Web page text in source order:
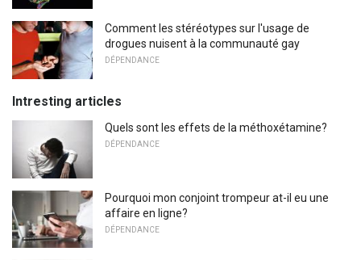
Comment les stéréotypes sur l'usage de
drogues nuisent à la communauté gay
DÉPENDANCE
Intresting articles
Quels sont les effets de la méthoxétamine?
DÉPENDANCE
Pourquoi mon conjoint trompeur at-il eu une
affaire en ligne?
DÉPENDANCE